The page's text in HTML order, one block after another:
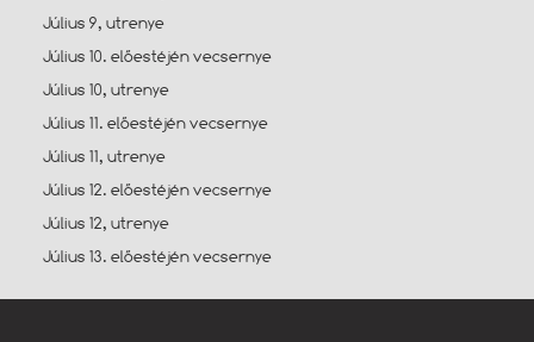
Július 9, utrenye
Július 10. előestéjén vecsernye
Július 10, utrenye
Július 11. előestéjén vecsernye
Július 11, utrenye
Július 12. előestéjén vecsernye
Július 12, utrenye
Július 13. előestéjén vecsernye